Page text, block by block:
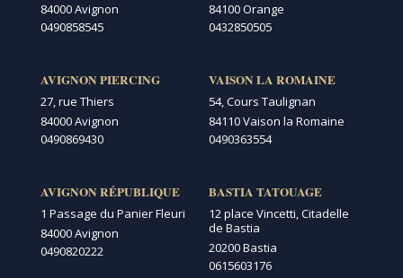
84000 Avignon
0490858545
AVIGNON PIERCING
27, rue Thiers
84000 Avignon
0490869430
AVIGNON RÉPUBLIQUE
1 Passage du Panier Fleuri
84000 Avignon
0490820222
84100 Orange
0432850505
VAISON LA ROMAINE
54, Cours Taulignan
84110 Vaison la Romaine
0490363554
BASTIA TATOUAGE
12 place Vincetti, Citadelle
de Bastia
20200 Bastia
0615603176